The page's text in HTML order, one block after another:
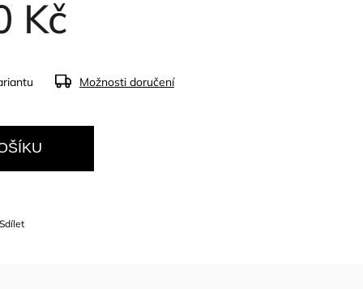
Kč
Možnosti doručení
Sdílet